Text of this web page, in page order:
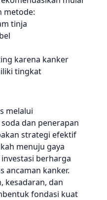
metode:
tinja
karena kanker
tingkat
melalui
dan penerapan
strategi efektif
menuju gaya
berharga
ancaman kanker.
kesadaran, dan
fondasi kuat